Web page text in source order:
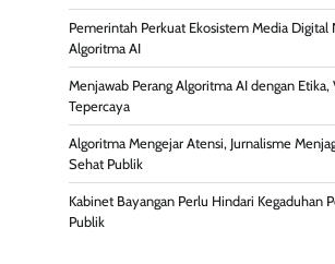
Pemerintah Perkuat Ekosistem Media Digital
Algoritma AI
Menjawab Perang Algoritma AI dengan Etika,
Tepercaya
Algoritma Mengejar Atensi, Jurnalisme
Sehat Publik
Kabinet Bayangan Perlu Hindari Kegaduhan
Publik